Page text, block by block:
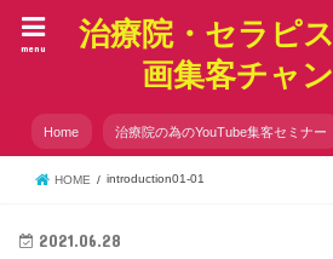
治療院・セラピ
画集客チャ
menu
Home 治療院の為のYouTube集客セミナー
HOME introduction01-01
2021.06.28